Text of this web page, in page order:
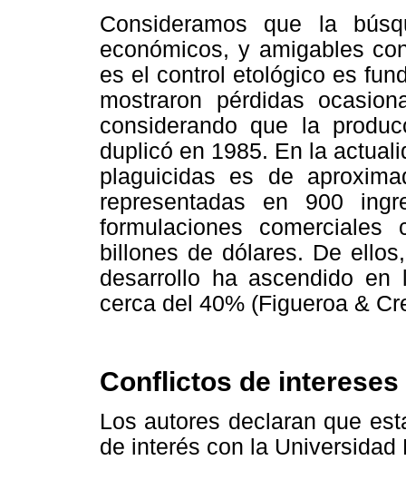
Consideramos que la
económicos, y amigables
es el control etológico es
mostraron pérdidas
considerando que la
duplicó en 1985. En la
plaguicidas es de
representadas en 900
formulaciones
billones de dólares. De
desarrollo ha ascendido
cerca del 40% (Figueroa &
Conflictos de intereses
Los autores declaran que
de interés con la